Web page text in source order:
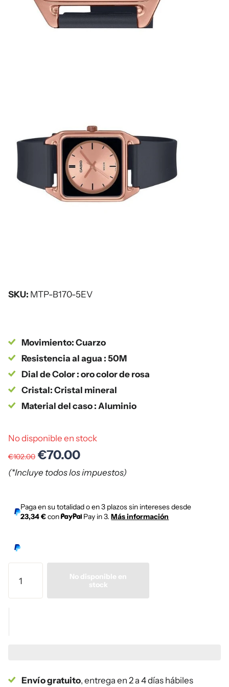
SKU: MTP-B170-5EV
Movimiento: Cuarzo
Resistencia al agua : 50M
Dial de Color : oro color de rosa
Cristal: Cristal mineral
Material del caso : Aluminio
No disponible en stock
€102.00 €70.00
(*Incluye todos los impuestos)
Paga en su totalidad o en 3 plazos sin intereses desde
23,34 €con Pay in 3.Más información
No disponible en
stock
Envío gratuito, entrega en 2 a 4 días hábiles